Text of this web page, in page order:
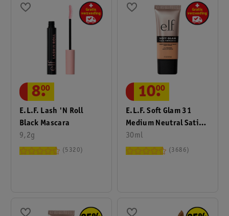
E.l.f. Lash 'n Roll
Black Mascara
9,2g
8.
00
5320
E.l.f. Soft Glam 31
Medium Neutral Satin
Foundation
30ml
10.
00
3686